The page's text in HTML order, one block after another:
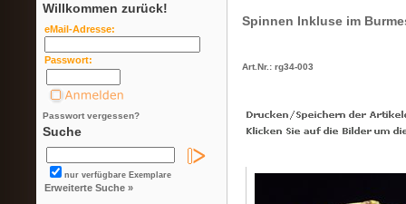
Willkommen zurück!
eMail-Adresse:
Passwort:
Passwort vergessen?
Suche
nur verfügbare Exemplare
Erweiterte Suche »
Spinnen Inkluse im
Art.Nr.: rg34-003